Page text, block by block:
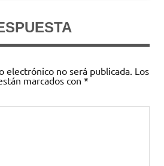
electrónico no será publicada. Los
marcados con *